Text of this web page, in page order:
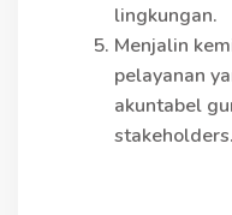
lingkungan.
Menjalin
pelayanan
akuntabel
stakeholders.